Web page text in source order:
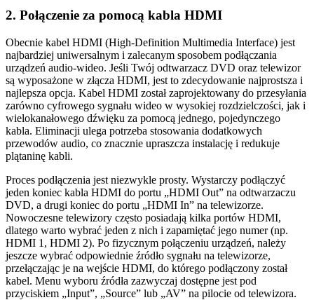
2. Połączenie za pomocą kabla HDMI
Obecnie kabel HDMI (High-Definition Multimedia Interface) jest
najbardziej uniwersalnym i zalecanym sposobem podłączania
urządzeń audio-wideo. Jeśli Twój odtwarzacz DVD oraz telewizor
są wyposażone w złącza HDMI, jest to zdecydowanie najprostsza i
najlepsza opcja. Kabel HDMI został zaprojektowany do przesyłania
zarówno cyfrowego sygnału wideo w wysokiej rozdzielczości, jak i
wielokanałowego dźwięku za pomocą jednego, pojedynczego
kabla. Eliminacji ulega potrzeba stosowania dodatkowych
przewodów audio, co znacznie upraszcza instalację i redukuje
plątaninę kabli.
Proces podłączenia jest niezwykle prosty. Wystarczy podłączyć
jeden koniec kabla HDMI do portu „HDMI Out” na odtwarzaczu
DVD, a drugi koniec do portu „HDMI In” na telewizorze.
Nowoczesne telewizory często posiadają kilka portów HDMI,
dlatego warto wybrać jeden z nich i zapamiętać jego numer (np.
HDMI 1, HDMI 2). Po fizycznym połączeniu urządzeń, należy
jeszcze wybrać odpowiednie źródło sygnału na telewizorze,
przełączając je na wejście HDMI, do którego podłączony został
kabel. Menu wyboru źródła zazwyczaj dostępne jest pod
przyciskiem „Input”, „Source” lub „AV” na pilocie od telewizora.